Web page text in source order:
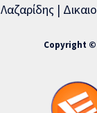
Λαζαρίδης |
Copyright ©